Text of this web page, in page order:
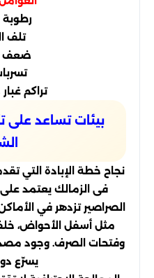
تلف
ضعف
تراكم
بيئات تساعد على
نجاح خطة الإبادة التي
فى الزمالك يعتمد على
الصراصير تزدهر في
مثل أسفل الأحواض،
وفتحات الصرف. وجود
يسرّع